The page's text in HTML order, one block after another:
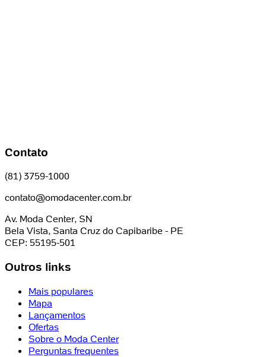
Contato
(81) 3759-1000
contato@omodacenter.com.br
Av. Moda Center, SN
Bela Vista, Santa Cruz do Capibaribe - PE
CEP: 55195-501
Outros links
Mais populares
Mapa
Lançamentos
Ofertas
Sobre o Moda Center
Perguntas frequentes